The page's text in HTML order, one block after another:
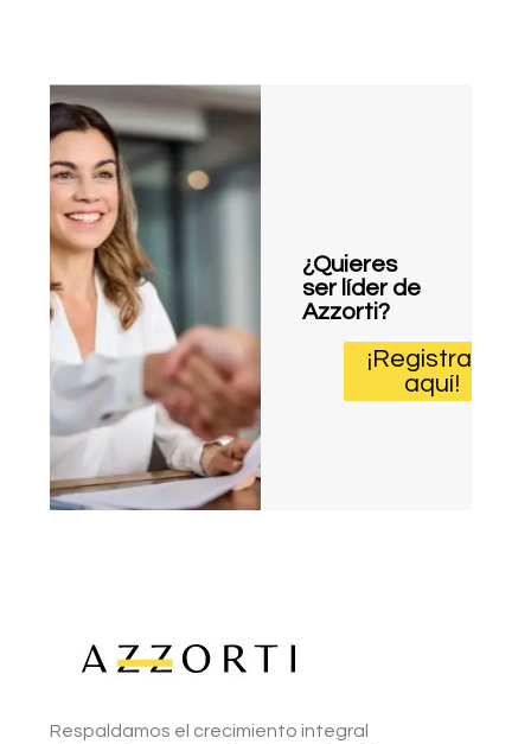
¿Quieres
ser líder de
Azzorti?
¡Registrate
aquí!
Respaldamos el crecimiento integral